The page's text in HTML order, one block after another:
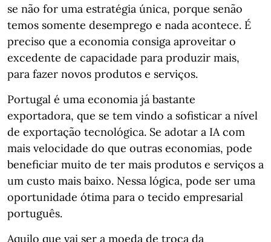
se não for uma estratégia única, porque senão
temos somente desemprego e nada acontece. É
preciso que a economia consiga aproveitar o
excedente de capacidade para produzir mais,
para fazer novos produtos e serviços.
Portugal é uma economia já bastante
exportadora, que se tem vindo a sofisticar a nível
de exportação tecnológica. Se adotar a IA com
mais velocidade do que outras economias, pode
beneficiar muito de ter mais produtos e serviços a
um custo mais baixo. Nessa lógica, pode ser uma
oportunidade ótima para o tecido empresarial
português.
Aquilo que vai ser a moeda de troca da